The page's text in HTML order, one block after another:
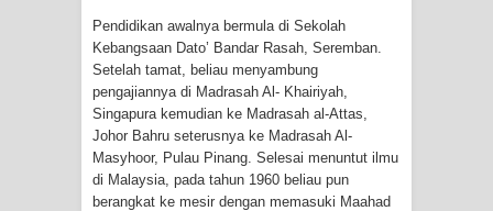
DI TANGAN MURSYID, CINTA
MENEMUKAN JALAN PULANG
RAWATAN TAREKAT: APABILA
ALLAH MENYEMBUHKAN HATI, JIWA
Pendidikan awalnya bermula di Sekolah
Kebangsaan Dato’ Bandar Rasah, Seremban.
Setelah tamat, beliau menyambung
pengajiannya di Madrasah Al- Khairiyah,
Singapura kemudian ke Madrasah al-Attas,
Johor Bahru seterusnya ke Madrasah Al-
Masyhoor, Pulau Pinang. Selesai menuntut ilmu
di Malaysia, pada tahun 1960 beliau pun
berangkat ke mesir dengan memasuki Maahad